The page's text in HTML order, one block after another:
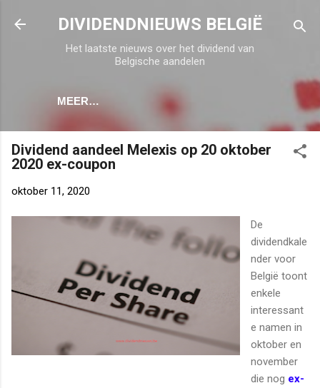
Doorgaan naar hoofdcontent
DIVIDENDNIEUWS BELGIË
Het laatste nieuws over het dividend van
Belgische aandelen
MEER…
Dividend aandeel Melexis op 20 oktober
2020 ex-coupon
oktober 11, 2020
De
dividendkale
nder voor
België toont
enkele
interessant
e namen in
oktober en
november
die nog ex-